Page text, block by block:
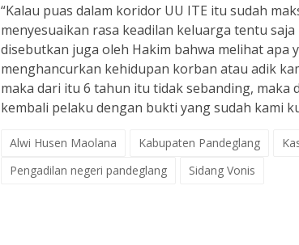
“Kalau puas dalam koridor UU ITE itu sudah
menyesuaikan rasa keadilan keluarga tentu
disebutkan juga oleh Hakim bahwa melihat apa
menghancurkan kehidupan korban atau adik
maka dari itu 6 tahun itu tidak sebanding, maka
kembali pelaku dengan bukti yang sudah kami
Alwi Husen Maolana Kabupaten Pandeglang
Pengadilan negeri pandeglang
Sidang Vonis